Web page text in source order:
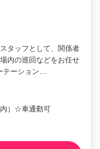
タッフとして、関係者
内の巡回などをお任せ
テーション…
）☆車通勤可